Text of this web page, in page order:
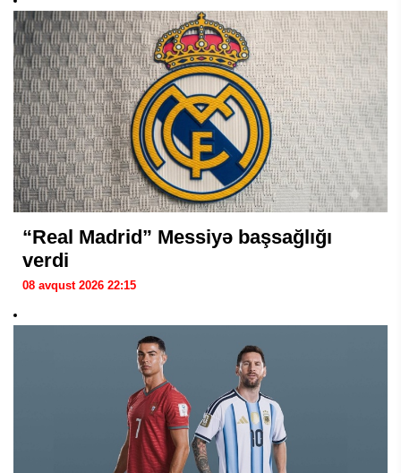
“Real Madrid” Messiyə başsağlığı
verdi
08 avqust 2026 22:15